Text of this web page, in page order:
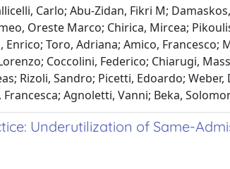
Carlo; Abu-Zidan, Fikri M;
Oreste Marco; Chirica, Mircea;
Toro, Adriana; Amico, Francesco;
Coccolini, Federico; Chiarugi,
Rizoli, Sandro; Picetti, Edoardo;
Agnoletti, Vanni; Beka,
Underutilization of Same-